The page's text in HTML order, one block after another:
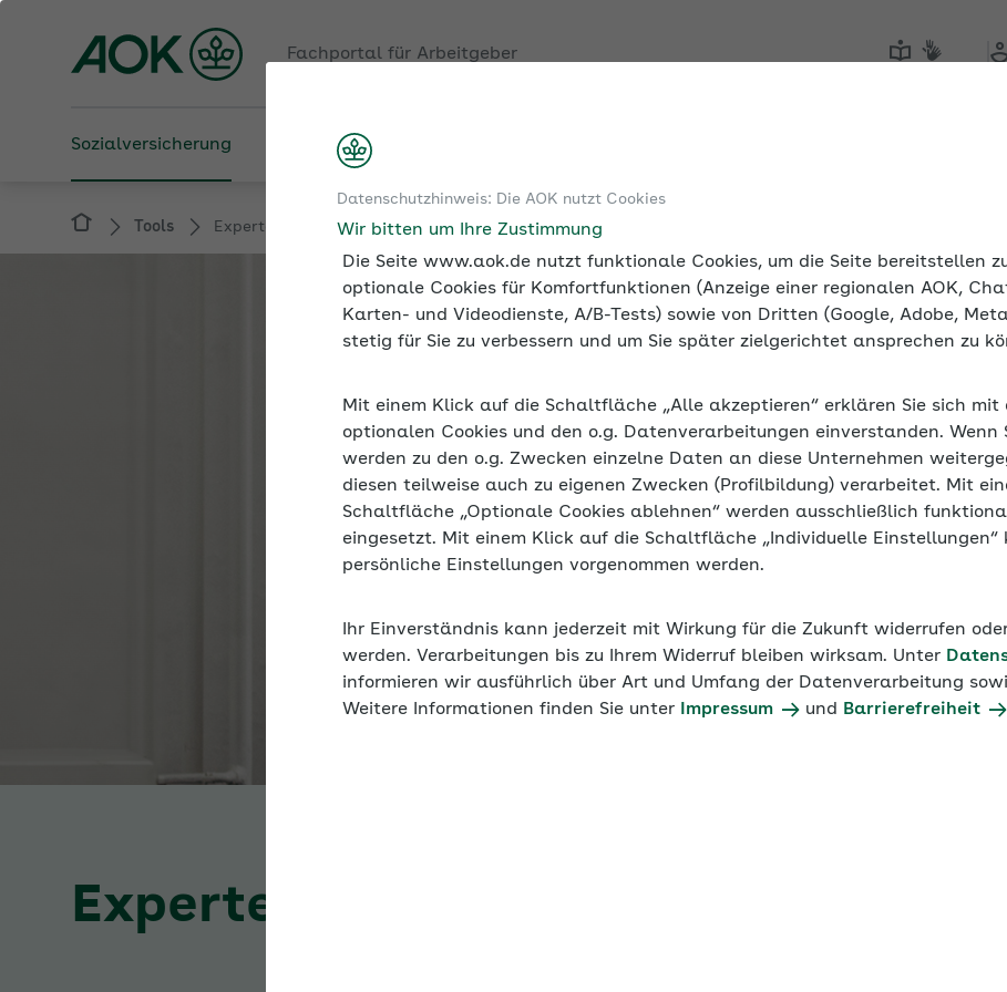
Datenschutzhinweis: Die AOK nutzt Cookies
Wir bitten um Ihre Zustimmung
Die Seite www.aok.de nutzt funktionale Cookies, um die Seite bereitstellen
optionale Cookies für Komfortfunktionen (Anzeige einer regionalen AOK,
Karten- und Videodienste, A/B-Tests) sowie von Dritten (Google, Adobe,
stetig für Sie zu verbessern und um Sie später zielgerichtet ansprechen zu
Mit einem Klick auf die Schaltfläche „Alle akzeptieren“ erklären Sie sich mit
optionalen Cookies und den o.g. Datenverarbeitungen einverstanden. Wenn
werden zu den o.g. Zwecken einzelne Daten an diese Unternehmen
diesen teilweise auch zu eigenen Zwecken (Profilbildung) verarbeitet. Mit
Schaltfläche „Optionale Cookies ablehnen“ werden ausschließlich
eingesetzt. Mit einem Klick auf die Schaltfläche „Individuelle Einstellungen“
persönliche Einstellungen vorgenommen werden.
Ihr Einverständnis kann jederzeit mit Wirkung für die Zukunft widerrufen
werden. Verarbeitungen bis zu Ihrem Widerruf bleiben wirksam. Unter
informieren wir ausführlich über Art und Umfang der Datenverarbeitung
Weitere Informationen finden Sie unter
Impressum und Barrierefreiheit
Fachportal für Arbeitgeber
Sozialversicherung Betriebliche Gesundheit
Tools Expertenforum
Expertenforum